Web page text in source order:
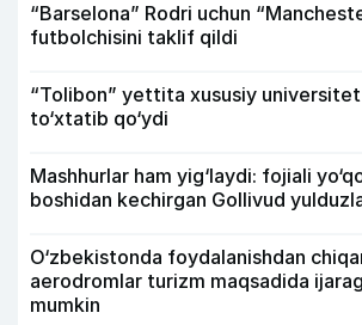
“Barselona” Rodri uchun
futbolchisini taklif qildi
“Tolibon” yettita xususiy
to‘xtatib qo‘ydi
Mashhurlar ham yig‘laydi: fojiali
boshidan kechirgan Gollivud
O‘zbekistonda foydalanishdan
aerodromlar turizm maqsadida
mumkin